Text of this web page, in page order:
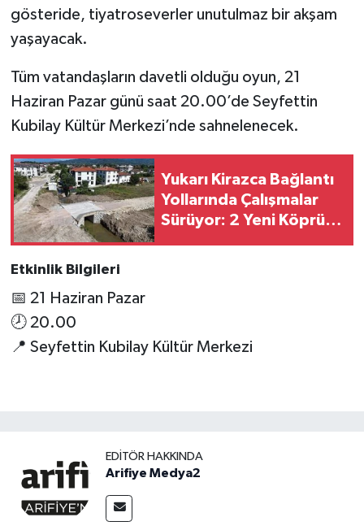
gösteride, tiyatroseverler unutulmaz bir akşam
yaşayacak.
Tüm vatandaşların davetli olduğu oyun, 21
Haziran Pazar günü saat 20.00’de Seyfettin
Kubilay Kültür Merkezi’nde sahnelenecek.
Yukarı Kirazca Bağlantı
Yollarında Çalışmalar
Sürüyor: 2 Yeni Köprü
Etkinlik Bilgileri
📅 21 Haziran Pazar
🕗 20.00
📍 Seyfettin Kubilay Kültür Merkezi
EDITÖR HAKKINDA
Arifiye Medya2